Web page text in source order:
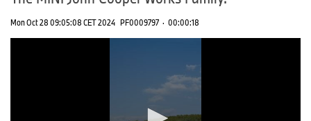
Mon Oct 28 09:05:08 CET 2024 PF0009797 · 00:00:18